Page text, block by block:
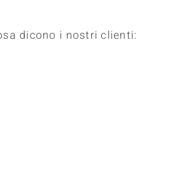
dicono i nostri clienti: